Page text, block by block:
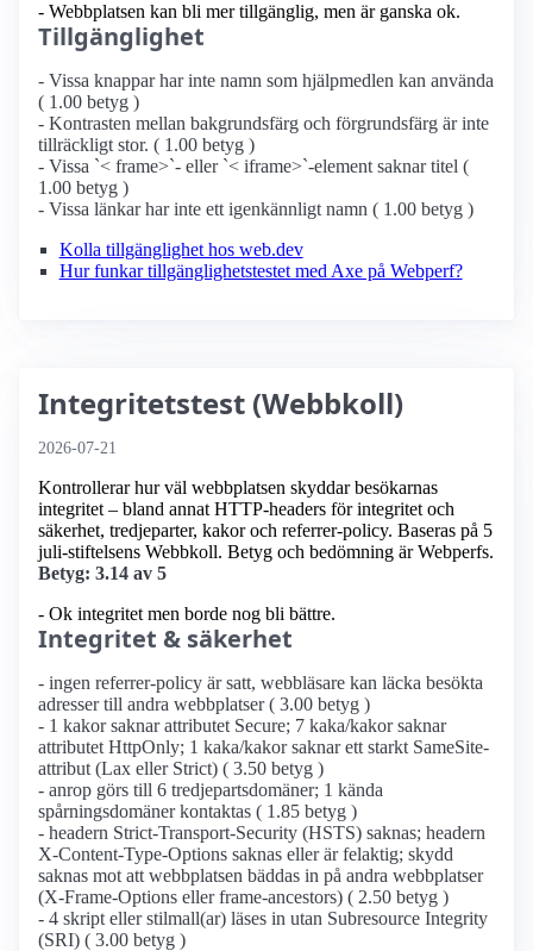
- Webbplatsen kan bli mer tillgänglig, men är ganska ok.
Tillgänglighet
- Vissa knappar har inte namn som hjälpmedlen kan använda
( 1.00 betyg )
- Kontrasten mellan bakgrundsfärg och förgrundsfärg är inte
tillräckligt stor. ( 1.00 betyg )
- Vissa `< frame>`- eller `< iframe>`-element saknar titel (
1.00 betyg )
- Vissa länkar har inte ett igenkännligt namn ( 1.00 betyg )
Kolla tillgänglighet hos web.dev
Hur funkar tillgänglighetstestet med Axe på Webperf?
Integritetstest (Webbkoll)
2026-07-21
Kontrollerar hur väl webbplatsen skyddar besökarnas
integritet – bland annat HTTP-headers för integritet och
säkerhet, tredjeparter, kakor och referrer-policy. Baseras på 5
juli-stiftelsens Webbkoll. Betyg och bedömning är Webperfs.
Betyg: 3.14 av 5
- Ok integritet men borde nog bli bättre.
Integritet & säkerhet
- ingen referrer-policy är satt, webbläsare kan läcka besökta
adresser till andra webbplatser ( 3.00 betyg )
- 1 kakor saknar attributet Secure; 7 kaka/kakor saknar
attributet HttpOnly; 1 kaka/kakor saknar ett starkt SameSite-
attribut (Lax eller Strict) ( 3.50 betyg )
- anrop görs till 6 tredjepartsdomäner; 1 kända
spårningsdomäner kontaktas ( 1.85 betyg )
- headern Strict-Transport-Security (HSTS) saknas; headern
X-Content-Type-Options saknas eller är felaktig; skydd
saknas mot att webbplatsen bäddas in på andra webbplatser
(X-Frame-Options eller frame-ancestors) ( 2.50 betyg )
- 4 skript eller stilmall(ar) läses in utan Subresource Integrity
(SRI) ( 3.00 betyg )